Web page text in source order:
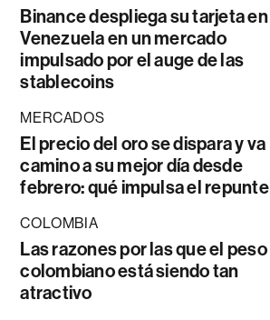
Binance despliega su tarjeta en
Venezuela en un mercado
impulsado por el auge de las
stablecoins
MERCADOS
El precio del oro se dispara y va
camino a su mejor día desde
febrero: qué impulsa el repunte
COLOMBIA
Las razones por las que el peso
colombiano está siendo tan
atractivo